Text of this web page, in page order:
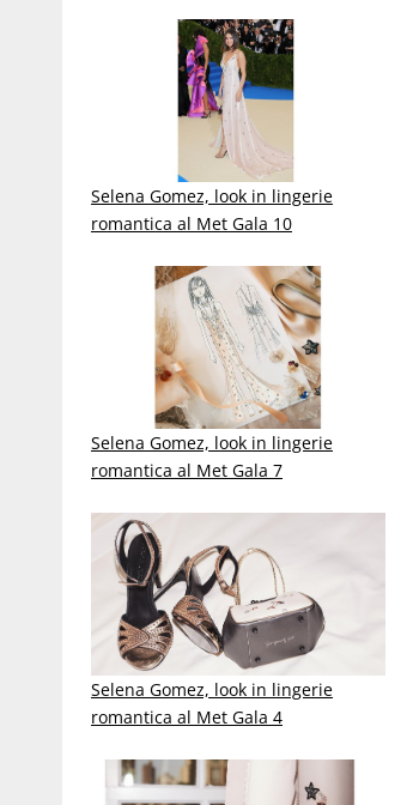
Selena Gomez, look in lingerie
romantica al Met Gala 10
Selena Gomez, look in lingerie
romantica al Met Gala 7
Selena Gomez, look in lingerie
romantica al Met Gala 4